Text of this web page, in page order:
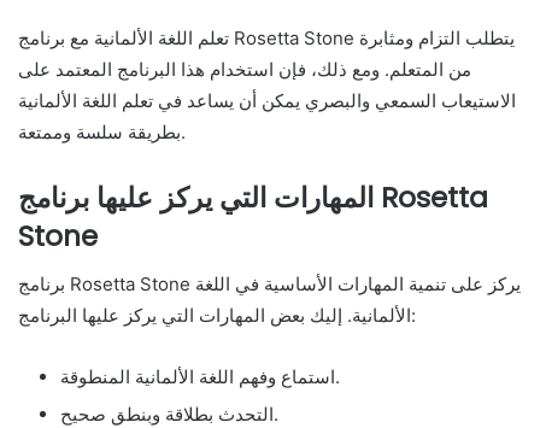
تعلم اللغة الألمانية مع برنامج Rosetta Stone يتطلب التزام ومثابرة
من المتعلم. ومع ذلك، فإن استخدام هذا البرنامج المعتمد على
الاستيعاب السمعي والبصري يمكن أن يساعد في تعلم اللغة الألمانية
بطريقة سلسة وممتعة.
المهارات التي يركز عليها برنامج Rosetta
Stone
برنامج Rosetta Stone يركز على تنمية المهارات الأساسية في اللغة
الألمانية. إليك بعض المهارات التي يركز عليها البرنامج:
استماع وفهم اللغة الألمانية المنطوقة.
التحدث بطلاقة وبنطق صحيح.